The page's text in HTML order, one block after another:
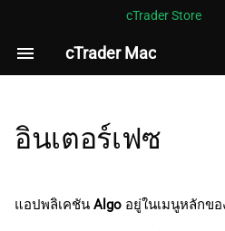
cTrader Store
cTrader Mac
กำ
ง
อินเตอร์เฟซ
แอปพลิเคชัน Algo อยู่ในเมนูหลักขอ